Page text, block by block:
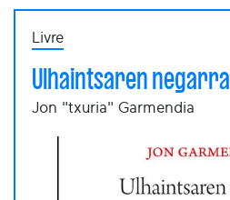
Livre
Ulhaintsaren negarra
Jon "txuria" Garmendia